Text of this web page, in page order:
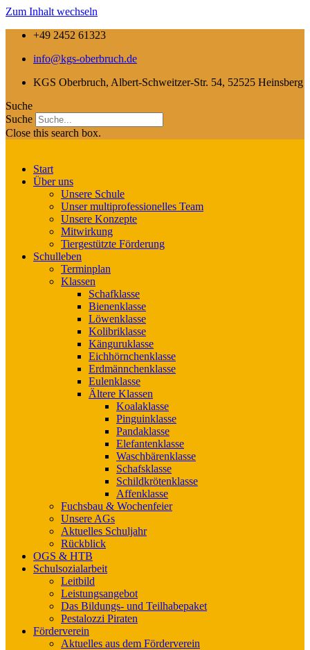
Zum Inhalt wechseln
+49 2452 61323
info@kgs-oberbruch.de
KGS Oberbruch, Albert-Schweitzer-Str. 54, 52525 Heinsberg
Suche
Suche
Close this search box.
Start
Über uns
Unsere Schule
Unser multiprofessionelles Team
Unsere Konzepte
Mitwirkung
Tiergestützte Förderung
Schulleben
Terminplan
Klassen
Schafklasse
Bienenklasse
Löwenklasse
Kolibriklasse
Känguruklasse
Eichhörnchenklasse
Erdmännchenklasse
Eulenklasse
Ältere Klassen
Koalaklasse
Pinguinklasse
Pandaklasse
Elefantenklasse
Waschbärenklasse
Schafsklasse
Schildkrötenklasse
Affenklasse
Fuchsbau & Wochenfeier
Unsere AGs
Aktuelles Schuljahr
Rückblick
OGS & HTB
Schulsozialarbeit
Leitbild
Leistungsangebot
Das Bildungs- und Teilhabepaket
Pestalozzi Piraten
Förderverein
Aktuelles aus dem Förderverein